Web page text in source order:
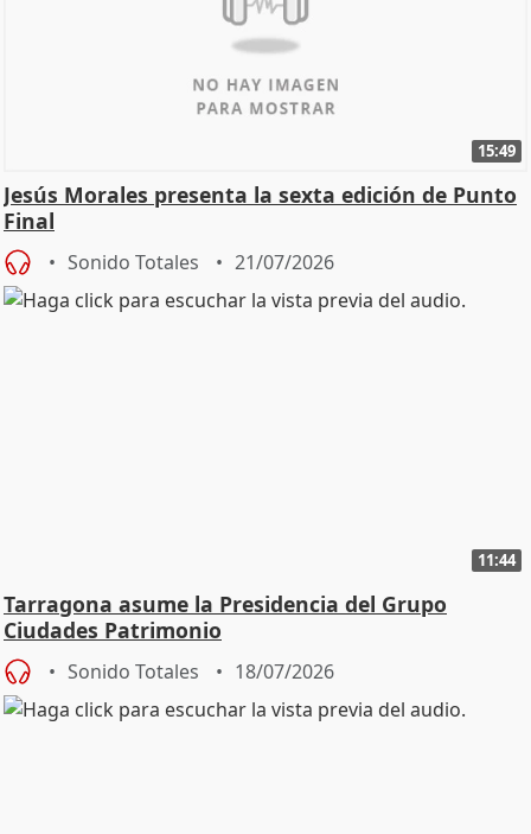
15:49
Jesús Morales presenta la sexta edición de Punto
Final
Sonido Totales 21/07/2026
11:44
Tarragona asume la Presidencia del Grupo
Ciudades Patrimonio
Sonido Totales 18/07/2026